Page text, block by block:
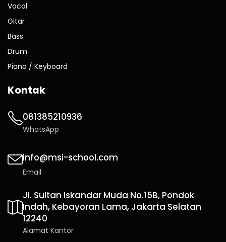
Vocal
Gitar
Bass
Drum
Piano / Keyboard
Kontak
081385210936
WhatsApp
info@msi-school.com
Email
Jl. Sultan Iskandar Muda No.15B, Pondok
Indah, Kebayoran Lama, Jakarta Selatan
12240
Alamat Kantor